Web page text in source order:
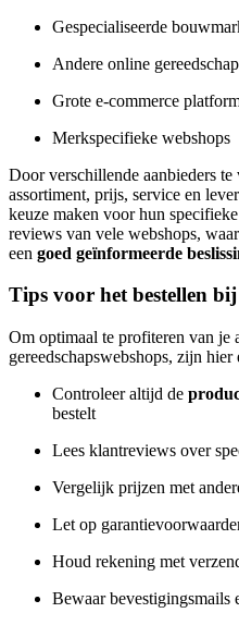
Gespecialiseerde
Andere online
Grote e-commerce
Merkspecifieke webshops
Door verschillende aanbieders
assortiment, prijs, service en
keuze maken voor hun
reviews van vele webshops,
een goed geïnformeerde
Tips voor het bestellen bij
Om optimaal te profiteren van je
gereedschapswebshops, zijn
Controleer altijd de
bestelt
Lees klantreviews over
Vergelijk prijzen met
Let op
Houd rekening met
Bewaar bevestigingsmails